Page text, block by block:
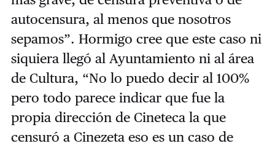
autocensura, al menos que nosotros
sepamos”. Hormigo cree que este caso ni
siquiera llegó al Ayuntamiento ni al área
de Cultura, “No lo puedo decir al 100%
pero todo parece indicar que fue la
propia dirección de Cineteca la que
censuró a Cinezeta eso es un caso de